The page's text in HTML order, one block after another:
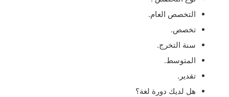
التخصص العام.
تخصص.
سنة التخرج.
المتوسط.
تقدير.
هل لديك دورة لغة؟